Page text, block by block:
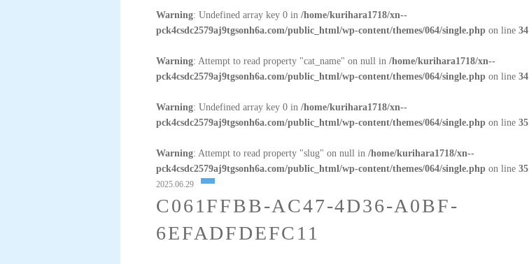
Warning: Undefined array key 0 in/home/kurihara1718/xn--
pck4csdc2579aj9tgsonh6a.com/public_html/wp-content/themes/064/single.php on line34
Warning: Attempt to read property "cat_name" on null in/home/kurihara1718/xn--
pck4csdc2579aj9tgsonh6a.com/public_html/wp-content/themes/064/single.php on line34
Warning: Undefined array key 0 in/home/kurihara1718/xn--
pck4csdc2579aj9tgsonh6a.com/public_html/wp-content/themes/064/single.php on line35
Warning: Attempt to read property "slug" on null in/home/kurihara1718/xn--
pck4csdc2579aj9tgsonh6a.com/public_html/wp-content/themes/064/single.php on line35
2025.06.29
C061FFBB-AC47-4D36-A0BF-
6EFADFDEFC11